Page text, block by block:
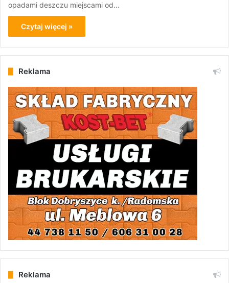
opadami deszczu miejscami od…
Czytaj więcej »
Reklama
Reklama